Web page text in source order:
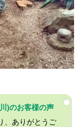
)のお客様の声
、ありがとうご